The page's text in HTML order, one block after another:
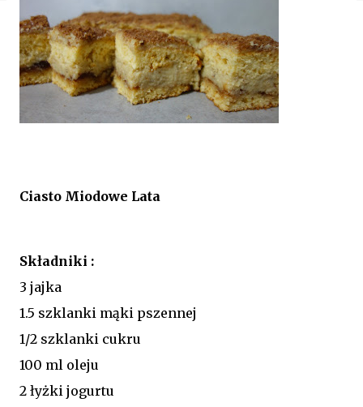
Ciasto Miodowe Lata
Składniki :
3 jajka
1.5 szklanki mąki pszennej
1/2 szklanki cukru
100 ml oleju
2 łyżki jogurtu